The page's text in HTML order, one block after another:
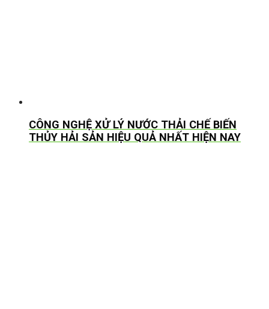
CÔNG NGHỆ XỬ LÝ NƯỚC THẢI CHẾ BIẾN
THỦY HẢI SẢN HIỆU QUẢ NHẤT HIỆN NAY